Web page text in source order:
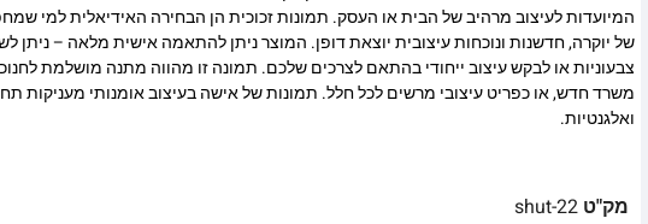
המיועדות לעיצוב מרהיב של הבית או העסק. תמונות זכוכית הן הבחירה האידיאלית למי
של יוקרה, חדשנות ונוכחות עיצובית יוצאת דופן. המוצר ניתן להתאמה אישית מלאה – ניתן
צבעוניות או לבקש עיצוב ייחודי בהתאם לצרכים שלכם. תמונה זו מהווה מתנה מושלמת
משרד חדש, או כפריט עיצובי מרשים לכל חלל. תמונות של אישה בעיצוב אומנותי מעניקות
ואלגנטיות.
מק"טshut-22